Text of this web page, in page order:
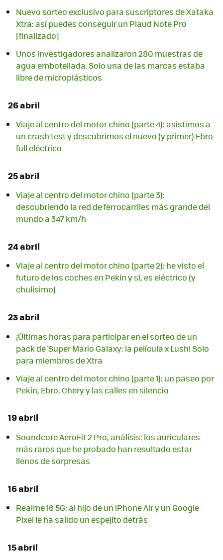
Nuevo sorteo exclusivo para suscriptores de Xataka
Xtra: así puedes conseguir un Plaud Note Pro
[finalizado]
Unos investigadores analizaron 280 muestras de
agua embotellada. Solo una de las marcas estaba
libre de microplásticos
26 abril
Viaje al centro del motor chino (parte 4): asistimos a
un crash test y descubrimos el nuevo (y primer) Ebro
full eléctrico
25 abril
Viaje al centro del motor chino (parte 3):
descubriendo la red de ferrocarriles más grande del
mundo a 347 km/h
24 abril
Viaje al centro del motor chino (parte 2): he visto el
futuro de los coches en Pekín y sí, es eléctrico (y
chulísimo)
23 abril
¡Últimas horas para participar en el sorteo de un
pack de 'Super Mario Galaxy: la película x Lush! Solo
para miembros de Xtra
Viaje al centro del motor chino (parte 1): un paseo por
Pekín, Ebro, Chery y las calles en silencio
19 abril
Soundcore AeroFit 2 Pro, análisis: los auriculares
más raros que he probado han resultado estar
llenos de sorpresas
16 abril
Realme 16 5G: al hijo de un iPhone Air y un Google
Pixel le ha salido un espejito detrás
15 abril